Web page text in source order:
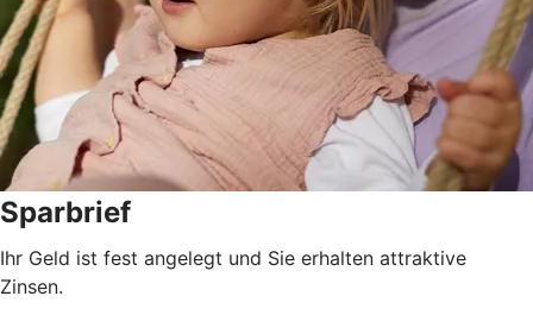
Sparbrief
Ihr Geld ist fest angelegt und Sie erhalten attraktive
Zinsen.